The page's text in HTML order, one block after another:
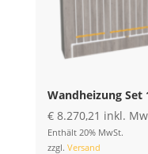
Wandheizung Set
€8.270,21 inkl.
Enthält 20% MwSt.
zzgl. Versand